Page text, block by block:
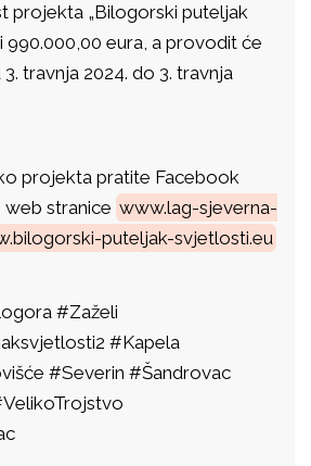
projekta „Bilogorski puteljak
990.000,00 eura, a provodit će
travnja 2024. do 3. travnja
projekta pratite Facebook
web stranice www.lag-sjeverna-
puteljak-svjetlosti.eu
#Zaželi
#Kapela
#Severin #Šandrovac